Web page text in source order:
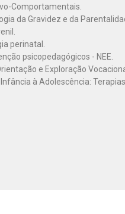
Comportamentais.
da Gravidez e da
perinatal.
psicopedagógicos - NEE.
e Exploração
à Adolescência: